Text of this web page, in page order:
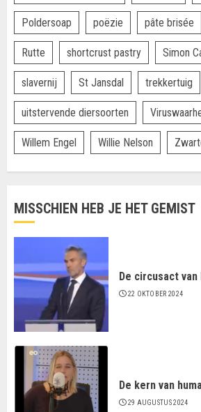
Poldersoap poëzie pâte brisée
Rutte shortcrust pastry Simon
slavernij St Jansdal trekkertuig
uitstervende diersoorten
Willem Engel Willie Nelson
MISSCHIEN HEB JE HET GEMIST
De circusact
22 OKTOBER 2024
De kern van
29 AUGUSTUS 2024